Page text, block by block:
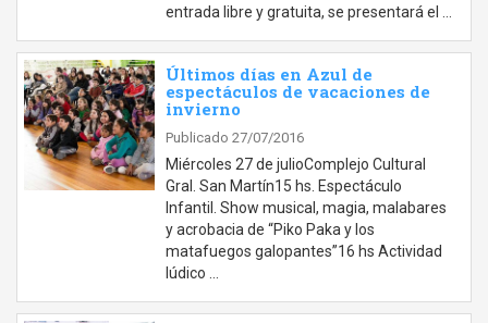
entrada libre y gratuita, se presentará el …
Últimos días en Azul de
espectáculos de vacaciones de
invierno
Publicado 27/07/2016
Miércoles 27 de julioComplejo Cultural
Gral. San Martín15 hs. Espectáculo
Infantil. Show musical, magia, malabares
y acrobacia de “Piko Paka y los
matafuegos galopantes”16 hs Actividad
lúdico …